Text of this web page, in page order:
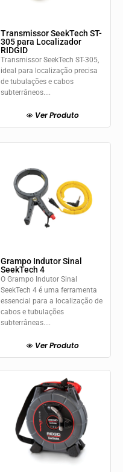
Transmissor SeekTech ST-
305 para Localizador
RIDGID
Transmissor SeekTech ST-305,
ideal para localização precisa
de tubulações e cabos
subterrâneos....
Ver Produto
Grampo Indutor Sinal
SeekTech 4
O Grampo Indutor Sinal
SeekTech 4 é uma ferramenta
essencial para a localização de
cabos e tubulações
subterrâneas....
Ver Produto